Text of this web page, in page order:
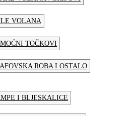
VOLANA
TOČKOVI
ROBA I OSTALO
I BLJESKALICE